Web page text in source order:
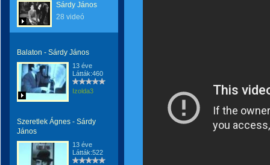
Sárdy János
28 videó
Balaton - Sárdy János
13 éve
Látták:460
Izolda3
Szeretlek Ágnes - Sárdy
János
13 éve
Látták:522